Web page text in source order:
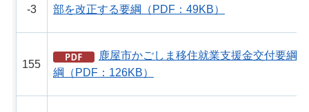
-3
部を改正する要綱（PDF：49KB）
155
鹿屋市かごしま移住就業支援金交付要綱
綱（PDF：126KB）